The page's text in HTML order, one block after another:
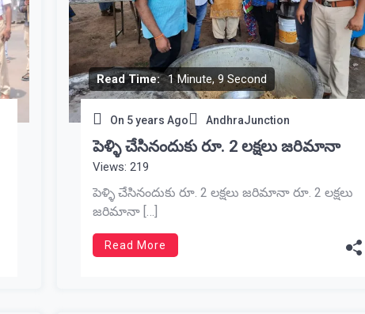
Read Time: 1 Minute, 9 Second
On 5 years Ago AndhraJunction
పెళ్ళి చేసినందుకు రూ. 2 లక్షలు జరిమానా
Views: 219
పెళ్ళి చేసినందుకు రూ. 2 లక్షలు జరిమానా రూ. 2 లక్షలు
జరిమానా […]
Read More